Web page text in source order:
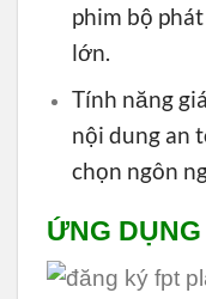
phim bộ
lớn.
Tính năng
nội dung an
chọn ngôn
ỨNG